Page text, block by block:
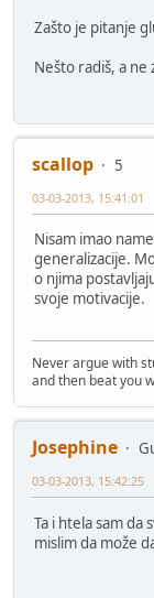
Zašto je pitanje
Nešto radiš, a ne
scallop
5
03-03-2013, 15:41:01
Nisam imao
generalizacije.
o njima
svoje motivacije.
Never argue with
and then beat you
Josephine
03-03-2013, 15:42:25
Ta i htela sam da
mislim da može